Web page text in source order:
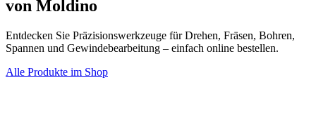
von Moldino
Entdecken Sie Präzisionswerkzeuge für Drehen, Fräsen, Bohren,
Spannen und Gewindebearbeitung – einfach online bestellen.
Alle Produkte im Shop